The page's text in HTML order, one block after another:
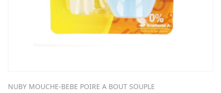
NUBY MOUCHE-BEBE POIRE A BOUT SOUPLE